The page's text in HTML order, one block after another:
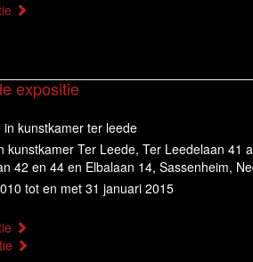
expositie
in kunstkamer ter leede
kunstkamer Ter Leede, Ter Leedelaan 41
42 en 44 en Elbalaan 14, Sassenheim,
tot en met 31 januari 2015